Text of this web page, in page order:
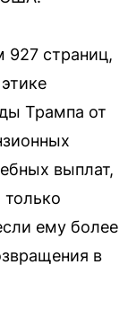
927 страниц,
Трампа от
выплат,
ему более
в